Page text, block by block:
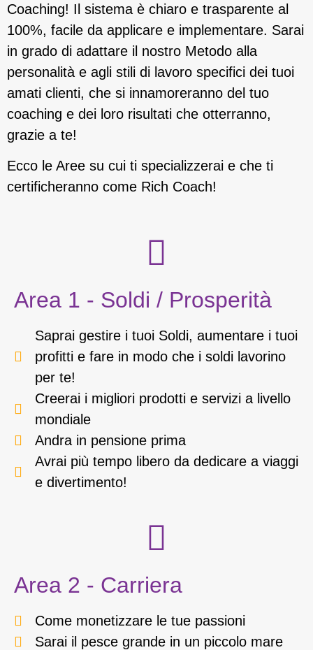
Coaching! Il sistema è chiaro e trasparente al
100%, facile da applicare e implementare. Sarai
in grado di adattare il nostro Metodo alla
personalità e agli stili di lavoro specifici dei tuoi
amati clienti, che si innamoreranno del tuo
coaching e dei loro risultati che otterranno,
grazie a te!
Ecco le Aree su cui ti specializzerai e che ti
certificheranno come Rich Coach!
Area 1 - Soldi / Prosperità
Saprai gestire i tuoi Soldi, aumentare i tuoi
profitti e fare in modo che i soldi lavorino
per te!
Creerai i migliori prodotti e servizi a livello
mondiale
Andra in pensione prima
Avrai più tempo libero da dedicare a viaggi
e divertimento!
Area 2 - Carriera
Come monetizzare le tue passioni
Sarai il pesce grande in un piccolo mare